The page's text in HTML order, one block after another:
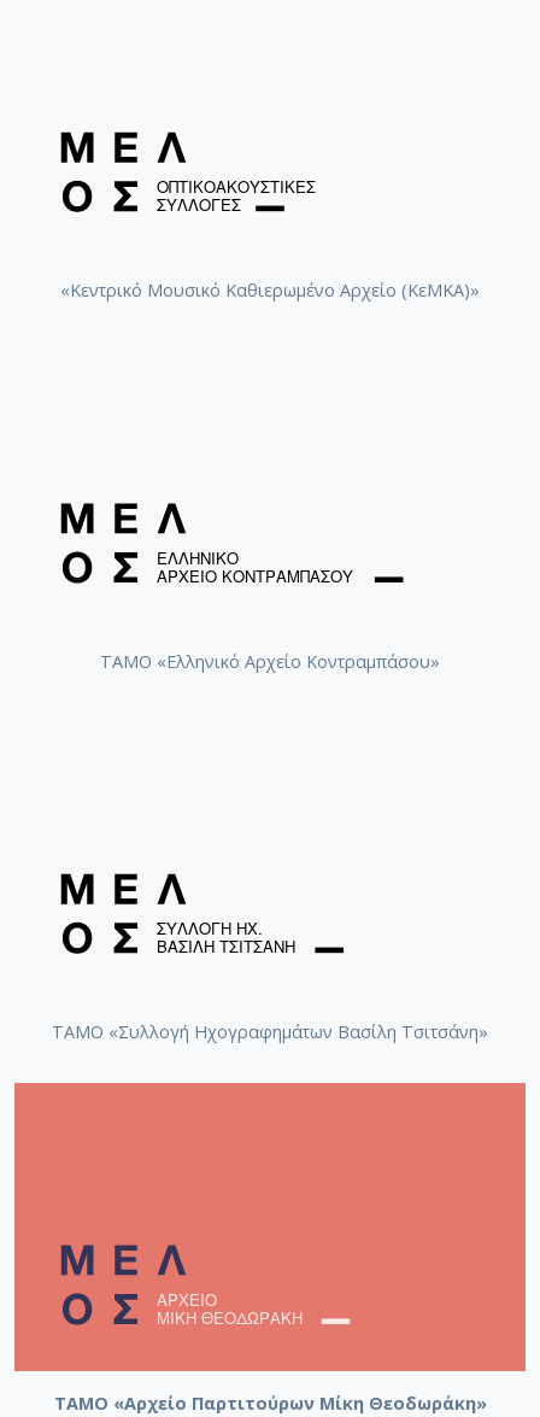
«Κεντρικό Μουσικό Καθιερωμένο Αρχείο (ΚεΜΚΑ)»
ΤΑΜΟ «Ελληνικό Αρχείο Κοντραμπάσου»
ΤΑΜΟ «Συλλογή Ηχογραφημάτων Βασίλη Τσιτσάνη»
ΤΑΜΟ «Αρχείο Παρτιτούρων Μίκη Θεοδωράκη»